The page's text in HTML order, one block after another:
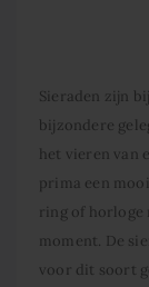
Sieraden zijn
bijzondere
het vieren van
prima een
ring of horloge
moment. De
voor dit soort